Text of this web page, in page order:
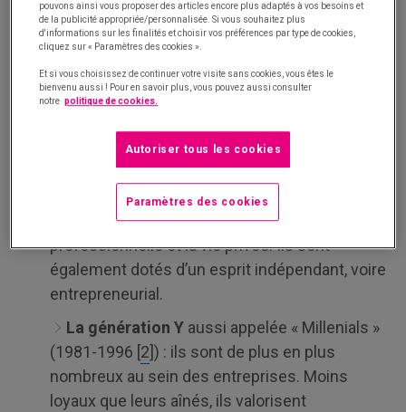
sont peu nombreux, se montrent loyaux envers
leur entreprise et apprécient être respectés
pour cela.
Les baby-boomers(1946-1964 [2]) : leur
des postes de cadre. Ils sont loyaux, ambitieux
et orientés sur les résultats.
La génération X(1965-1980 [
qui ont amorcé l’idée d’un équilibre entre la vie
professionnelle et la vie privée. Ils sont
également dotés d’un esprit indépendant, voire
entrepreneurial.
La génération Y aussi appelée « Millenials »
(1981-1996 [2]) : ils sont de plus en plus
nombreux au sein des entreprises. Moins
loyaux que leurs aînés, ils valorisent
pouvons ainsi vous proposer des articles encore plus adaptés à vos besoins et
de la publicité appropriée/personnalisée. Si vous souhaitez plus
d'informations sur les finalités et choisir vos préférences par type de cookies,
cliquez sur « Paramètres des cookies ».
Et si vous choisissez de continuer votre visite sans cookies, vous êtes le
bienvenu aussi ! Pour en savoir plus, vous pouvez aussi consulter
notre politique de cookies.
Autoriser tous les cookies
Paramètres des cookies